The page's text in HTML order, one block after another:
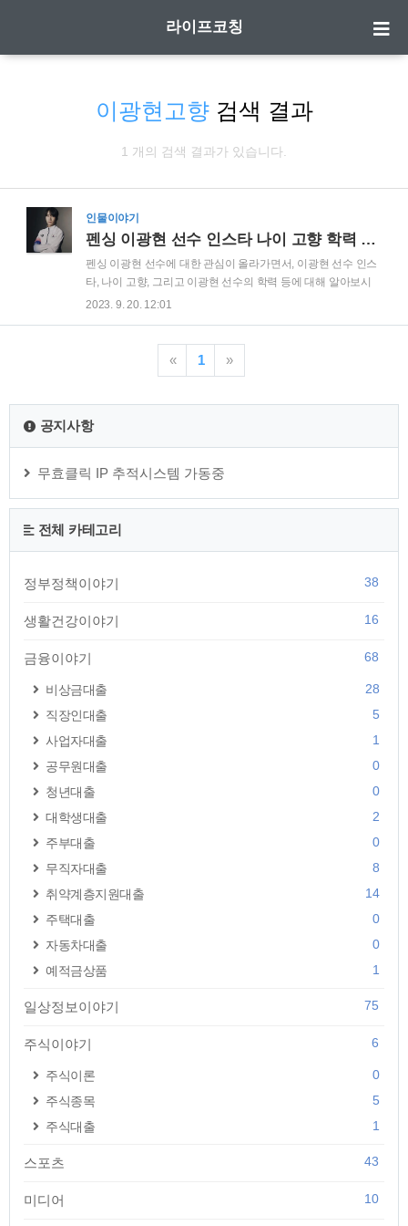
라이프코칭
이광현고향검색 결과
1 개의 검색 결과가 있습니다.
인물이야기
펜싱 이광현 선수 인스타 나이 고향 학력 프로필 정보
펜싱 이광현 선수에 대한 관심이 올라가면서, 이광현 선수 인스
타, 나이 고향, 그리고 이광현 선수의 학력 등에 대해 알아보시
는 분들이 많습니다. 이광현 인스타 이광현 인스타 바로가기 이
170cm, 60kg 종목 펜싱, 플뢰레 학력 신수중학교 서울체육고등
학교 한국체육대학교 한국체육대학교 대학원 소속 화성시청 ▶
금받기 √ 미수령 보험금 조회하기 √ 깜빡한 은행예금 조회하기
√ 통신비 환급금 조회하기 √ 못 받은 3.3% 세금 조회하기 이광
현 스토리..
2023. 9. 20. 12:01
« 1 »
공지사항
무효클릭 IP 추적시스템 가동중
전체 카테고리
정부정책이야기 38
생활건강이야기 16
금융이야기 68
비상금대출
28
직장인대출
5
사업자대출
1
공무원대출
0
청년대출
0
대학생대출
2
주부대출
0
무직자대출
8
취약계층지원대출
14
주택대출
0
자동차대출
0
예적금상품
1
일상정보이야기 75
주식이야기 6
주식이론
0
주식종목
5
주식대출
1
스포츠 43
미디어 10